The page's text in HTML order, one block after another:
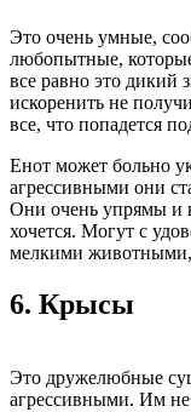
Это очень умные,
любопытные,
все равно это дикий
искоренить не
все, что попадется
Енот может больно
агрессивными они
Они очень упрямы и
хочется. Могут с
мелкими животными,
6. Крысы
Это дружелюбные
агрессивными. Им не